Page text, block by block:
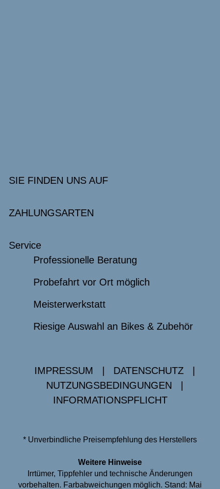
SIE FINDEN UNS AUF
ZAHLUNGSARTEN
Service
Professionelle Beratung
Probefahrt vor Ort möglich
Meisterwerkstatt
Riesige Auswahl an Bikes & Zubehör
IMPRESSUM DATENSCHUTZ
NUTZUNGSBEDINGUNGEN
INFORMATIONSPFLICHT
* Unverbindliche Preisempfehlung des Herstellers
Weitere Hinweise
Irrtümer, Tippfehler und technische Änderungen
vorbehalten. Farbabweichungen möglich. Stand: Mai